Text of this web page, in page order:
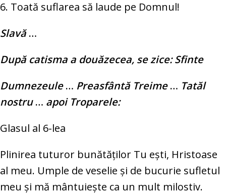
6. Toată suflarea să laude pe Domnul!
Slavă…
După catisma a douăzecea, se zice: Sfinte
Dumnezeule… Preasfântă Treime… Tatăl
nostru… apoi Troparele:
Glasul al 6-lea
Plinirea tuturor bunătăţilor Tu eşti, Hristoase
al meu. Umple de veselie şi de bucurie sufletul
meu şi mă mântuieşte ca un mult milostiv.